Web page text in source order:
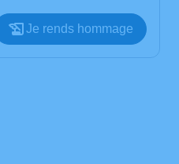
Je rends hommage